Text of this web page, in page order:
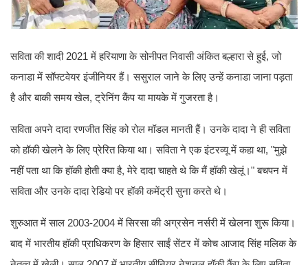
सविता की शादी 2021 में हरियाणा के सोनीपत निवासी अंकित बल्हारा से हुई, जो
कनाडा में सॉफ्टवेयर इंजीनियर हैं। ससुराल जाने के लिए उन्हें कनाडा जाना पड़ता
है और बाकी समय खेल, ट्रेनिंग कैंप या मायके में गुजरता है।
सविता अपने दादा रणजीत सिंह को रोल मॉडल मानती हैं। उनके दादा ने ही सविता
को हॉकी खेलने के लिए प्रेरित किया था। सविता ने एक इंटरव्यू में कहा था, "मुझे
नहीं पता था कि हॉकी होती क्या है, मेरे दादा चाहते थे कि मैं हॉकी खेलूं।" बचपन में
सविता और उनके दादा रेडियो पर हॉकी कमेंट्री सुना करते थे।
शुरुआत में साल 2003-2004 में सिरसा की अग्रसेन नर्सरी में खेलना शुरू किया।
बाद में भारतीय हॉकी प्राधिकरण के हिसार साईं सेंटर में कोच आजाद सिंह मलिक के